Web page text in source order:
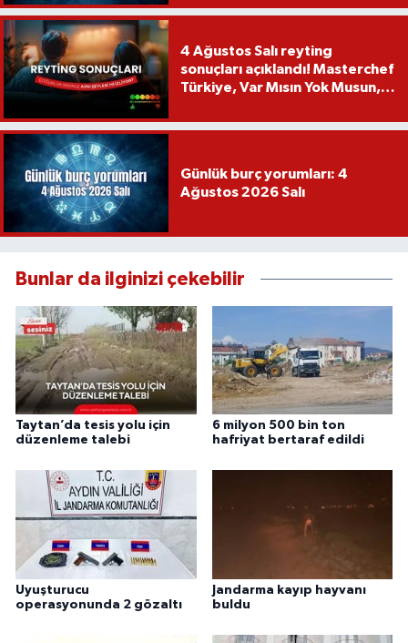
4 Ağustos Salı reyting
sonuçları açıklandı! Masterchef
Türkiye, Var Mısın Yok Musun,
Günlük burç yorumları: 4
Ağustos 2026 Salı
Bunlar da ilginizi çekebilir
Taytan’da tesis yolu için
düzenleme talebi
6 milyon 500 bin ton
hafriyat bertaraf edildi
Uyuşturucu
operasyonunda 2 gözaltı
Jandarma kayıp hayvanı
buldu